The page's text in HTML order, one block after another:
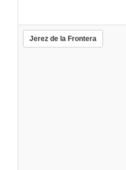
Jerez de la Frontera